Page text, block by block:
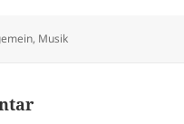
, Musik